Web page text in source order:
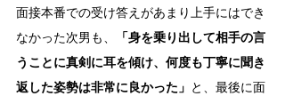
面接本番での受け答えがあまり上手にはでき
なかった次男も、
「身を乗り出して相手の言
うことに真剣に耳を傾け、何度も丁寧に聞き
返した姿勢は非常に良かった」 と、最後に面